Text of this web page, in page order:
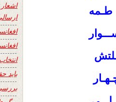
طـمه
باید